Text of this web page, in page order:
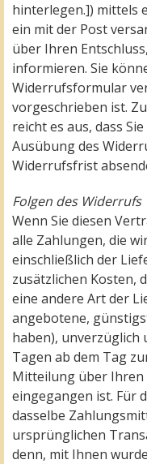
hinterlegen.]) mittels
ein mit der Post
über Ihren
informieren. Sie
Widerrufsformular
vorgeschrieben ist.
reicht es aus, dass
Ausübung des
Widerrufsfrist
Folgen des Widerrufs
Wenn Sie diesen
alle Zahlungen, die
einschließlich der
zusätzlichen Kosten,
eine andere Art der
angebotene,
haben), unverzüglich
Tagen ab dem Tag
Mitteilung über Ihren
eingegangen ist. Für
dasselbe
ursprünglichen
denn, mit Ihnen